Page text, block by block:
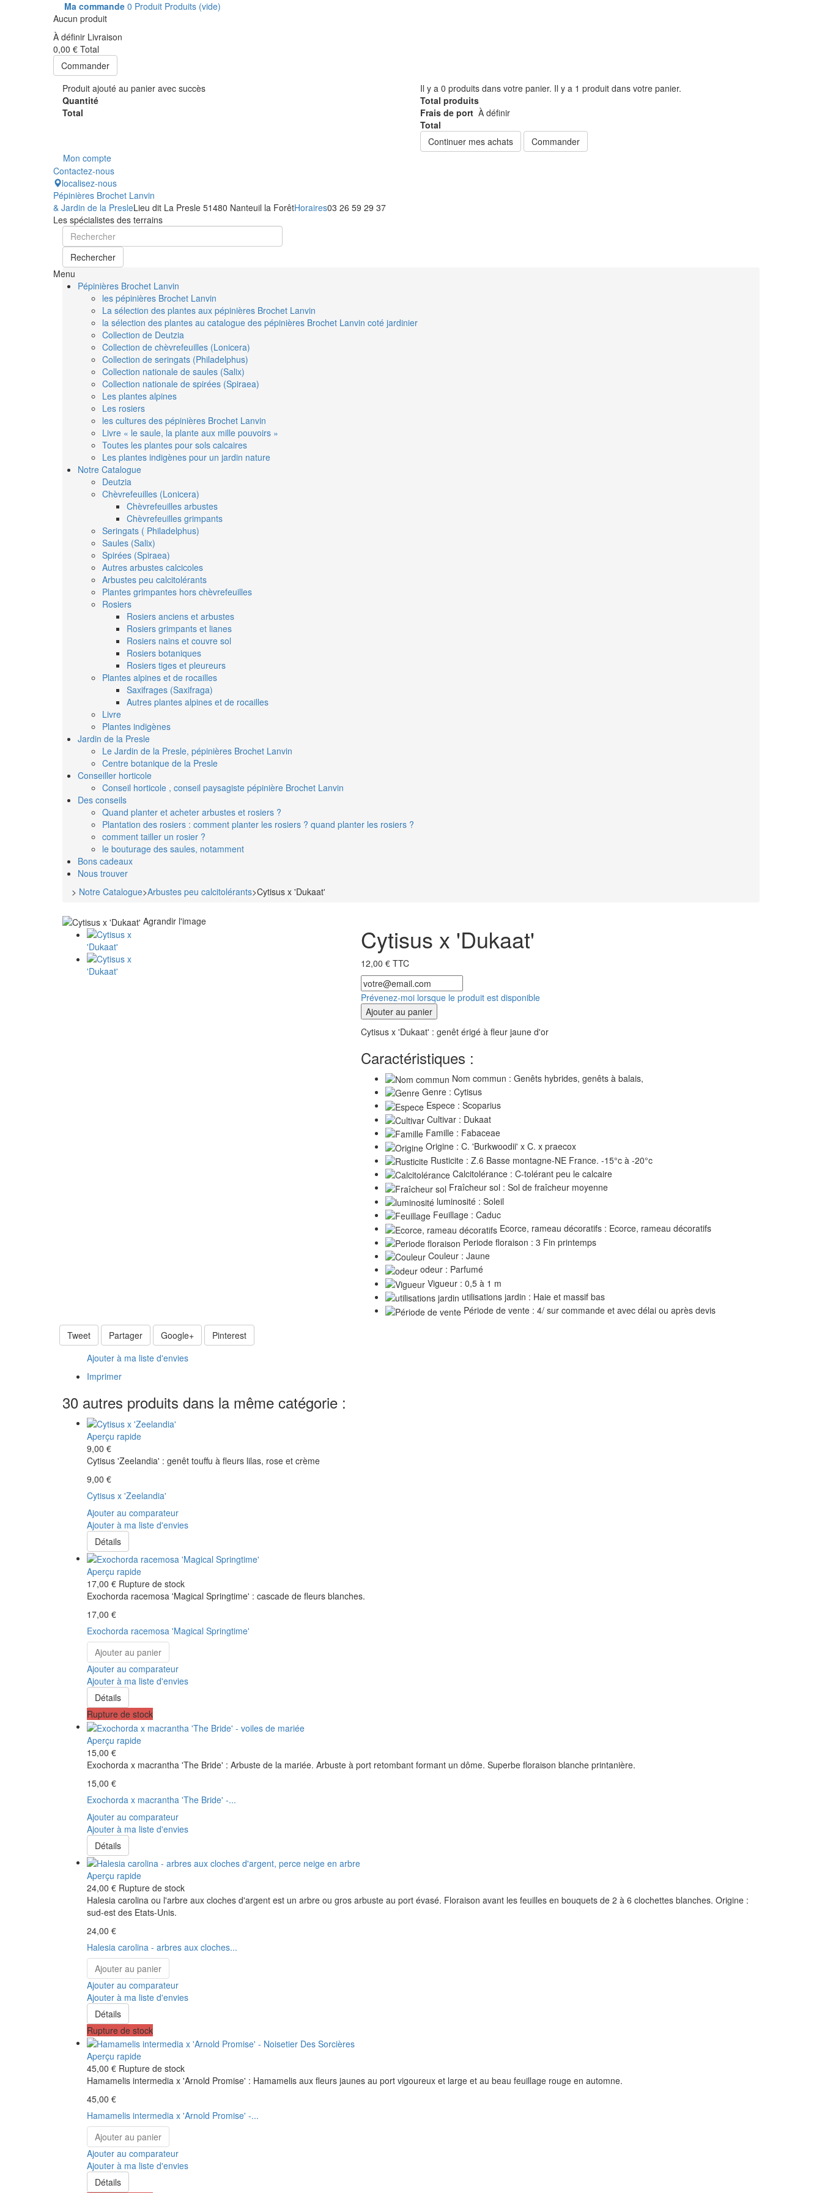
Ma commande 0 Produit Produits (vide)
Aucun produit
À définir Livraison
0,00 € Total
Commander
Produit ajouté au panier avec succès
Quantité
Total
Il y a 0 produits dans votre panier. Il y a 1 produit dans votre panier.
Total produits
Frais de port À définir
Total
Continuer mes achats
Commander
Mon compte
Contactez-nous
localisez-nous
Pépinières Brochet Lanvin
& Jardin de la PresleLieu dit La Presle 51480 Nanteuil la ForêtHoraires03 26 59 29 37
Les spécialistes des terrains
Rechercher
Menu
Pépinières Brochet Lanvin
les pépinières Brochet Lanvin
La sélection des plantes aux pépinières Brochet Lanvin
la sélection des plantes au catalogue des pépinières Brochet Lanvin coté jardinier
Collection de Deutzia
Collection de chèvrefeuilles (Lonicera)
Collection de seringats (Philadelphus)
Collection nationale de saules (Salix)
Collection nationale de spirées (Spiraea)
Les plantes alpines
Les rosiers
les cultures des pépinières Brochet Lanvin
Livre « le saule, la plante aux mille pouvoirs »
Toutes les plantes pour sols calcaires
Les plantes indigènes pour un jardin nature
Notre Catalogue
Deutzia
Chèvrefeuilles (Lonicera)
Chèvrefeuilles arbustes
Chèvrefeuilles grimpants
Seringats ( Philadelphus)
Saules (Salix)
Spirées (Spiraea)
Autres arbustes calcicoles
Arbustes peu calcitolérants
Plantes grimpantes hors chèvrefeuilles
Rosiers
Rosiers anciens et arbustes
Rosiers grimpants et lianes
Rosiers nains et couvre sol
Rosiers botaniques
Rosiers tiges et pleureurs
Plantes alpines et de rocailles
Saxifrages (Saxifraga)
Autres plantes alpines et de rocailles
Livre
Plantes indigènes
Jardin de la Presle
Le Jardin de la Presle, pépinières Brochet Lanvin
Centre botanique de la Presle
Conseiller horticole
Conseil horticole , conseil paysagiste pépinière Brochet Lanvin
Des conseils
Quand planter et acheter arbustes et rosiers ?
Plantation des rosiers : comment planter les rosiers ? quand planter les rosiers ?
comment tailler un rosier ?
le bouturage des saules, notamment
Bons cadeaux
Nous trouver
> Notre Catalogue>Arbustes peu calcitolérants>Cytisus x 'Dukaat'
Agrandir l'image
Cytisus x 'Dukaat'
12,00 € TTC
Prévenez-moi lorsque le produit est disponible
Ajouter au panier
Cytisus x 'Dukaat' : genêt érigé à fleur jaune d'or
Caractéristiques :
Nom commun : Genêts hybrides, genêts à balais,
Genre : Cytisus
Espece : Scoparius
Cultivar : Dukaat
Famille : Fabaceae
Origine : C. 'Burkwoodii' x C. x praecox
Rusticite : Z.6 Basse montagne-NE France. -15°c à -20°c
Calcitolérance : C-tolérant peu le calcaire
Fraîcheur sol : Sol de fraîcheur moyenne
luminosité : Soleil
Feuillage : Caduc
Ecorce, rameau décoratifs : Ecorce, rameau décoratifs
Periode floraison : 3 Fin printemps
Couleur : Jaune
odeur : Parfumé
Vigueur : 0,5 à 1 m
utilisations jardin : Haie et massif bas
Période de vente : 4/ sur commande et avec délai ou après devis
Tweet Partager Google+
Pinterest
Ajouter à ma liste d'envies
Imprimer
30 autres produits dans la même catégorie :
Aperçu rapide
9,00 €
Cytisus 'Zeelandia' : genêt touffu à fleurs lilas, rose et crème
9,00 €
Cytisus x 'Zeelandia'
Ajouter au comparateur
Ajouter à ma liste d'envies
Détails
Aperçu rapide
17,00 € Rupture de stock
Exochorda racemosa 'Magical Springtime' : cascade de fleurs blanches.
17,00 €
Exochorda racemosa 'Magical Springtime'
Ajouter au panier
Ajouter au comparateur
Ajouter à ma liste d'envies
Détails
Rupture de stock
Aperçu rapide
15,00 €
Exochorda x macrantha 'The Bride' : Arbuste de la mariée. Arbuste à port retombant formant un dôme. Superbe floraison blanche printanière.
15,00 €
Exochorda x macrantha 'The Bride' -...
Ajouter au comparateur
Ajouter à ma liste d'envies
Détails
Aperçu rapide
24,00 € Rupture de stock
Halesia carolina ou l'arbre aux cloches d'argent est un arbre ou gros arbuste au port évasé. Floraison avant les feuilles en bouquets de 2 à 6 clochettes blanches. Origine :
sud-est des Etats-Unis.
24,00 €
Halesia carolina - arbres aux cloches...
Ajouter au panier
Ajouter au comparateur
Ajouter à ma liste d'envies
Détails
Rupture de stock
Aperçu rapide
45,00 € Rupture de stock
Hamamelis intermedia x 'Arnold Promise' : Hamamelis aux fleurs jaunes au port vigoureux et large et au beau feuillage rouge en automne.
45,00 €
Hamamelis intermedia x 'Arnold Promise' -...
Ajouter au panier
Ajouter au comparateur
Ajouter à ma liste d'envies
Détails